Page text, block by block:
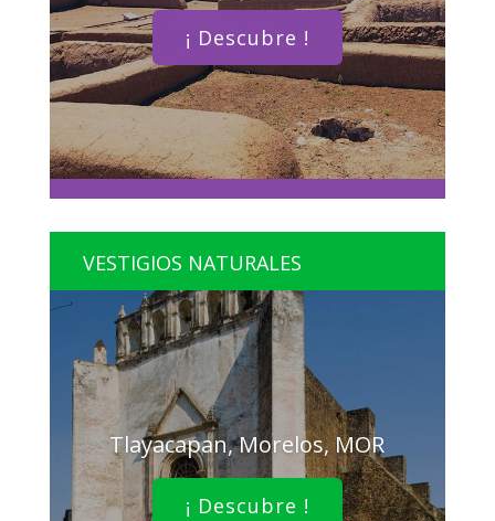
¡ Descubre !
VESTIGIOS NATURALES
Tlayacapan, Morelos, MOR
¡ Descubre !